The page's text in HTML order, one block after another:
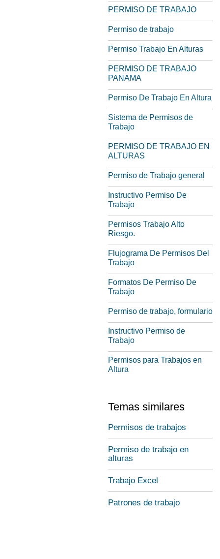
PERMISO DE TRABAJO
Permiso de trabajo
Permiso Trabajo En Alturas
PERMISO DE TRABAJO
PANAMA
Permiso De Trabajo En Altura
Sistema de Permisos de
Trabajo
PERMISO DE TRABAJO EN
ALTURAS
Permiso de Trabajo general
Instructivo Permiso De
Trabajo
Permisos Trabajo Alto
Riesgo.
Flujograma De Permisos Del
Trabajo
Formatos De Permiso De
Trabajo
Permiso de trabajo, formulario
Instructivo Permiso de
Trabajo
Permisos para Trabajos en
Altura
Temas similares
Permisos de trabajos
Permiso de trabajo en
alturas
Trabajo Excel
Patrones de trabajo